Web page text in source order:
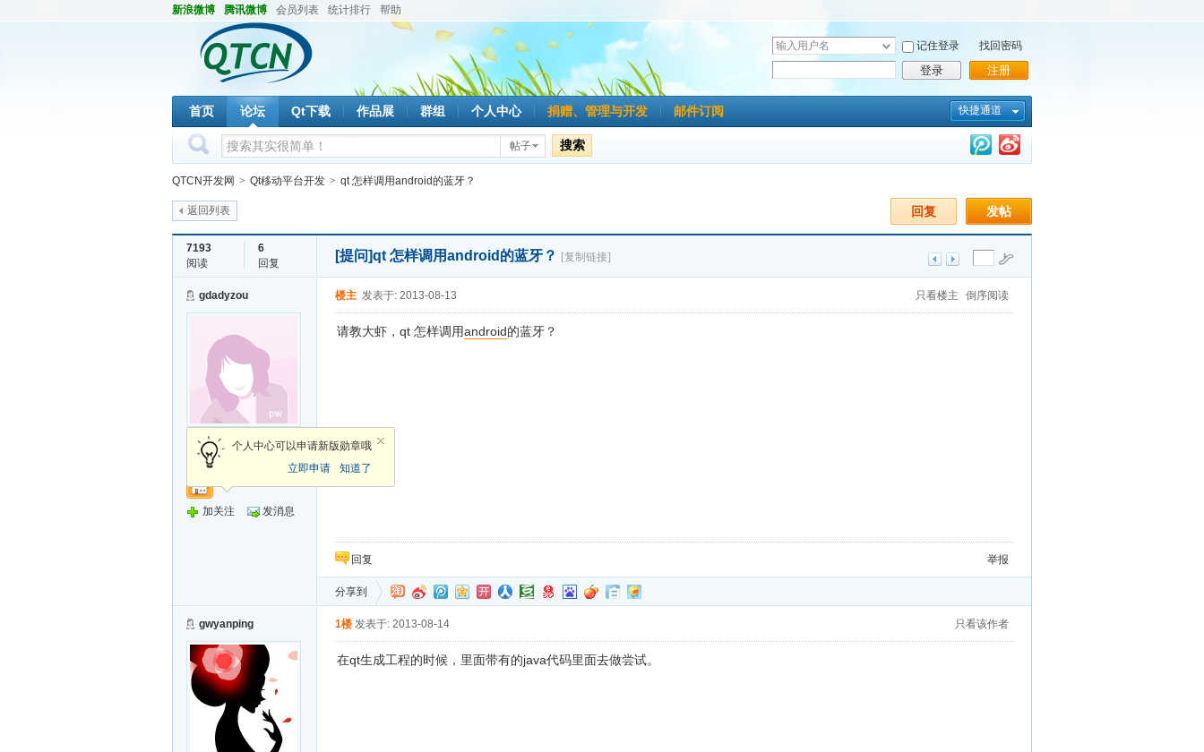
新浪微博 腾讯微博 会员列表 统计排行 帮助
用
户
名
记住登录
登录
找回密码
注册
快捷通道
首页 论坛 Qt下载 作品展 群组 个人中心 捐赠、管理与开发 邮件订阅
帖子 搜索
QTCN开发网 > Qt移动平台开发 > qt 怎样调用android的蓝牙？
发帖
回复
返回列表
7193
阅读
6
回复
[提问]qt 怎样调用android的蓝牙？ [复制链接]
gdadyzou
新手上路
个人中心可以申请新版勋章哦
立即申请
知道了
加关注 发消息
只看楼主 倒序阅读
楼主 发表于: 2013-08-13
请教大虾，qt 怎样调用android的蓝牙？
回复 举报
分享到
gwyanping 只看该作者
1楼 发表于: 2013-08-14
在qt生成工程的时候，里面带有的java代码里面去做尝试。